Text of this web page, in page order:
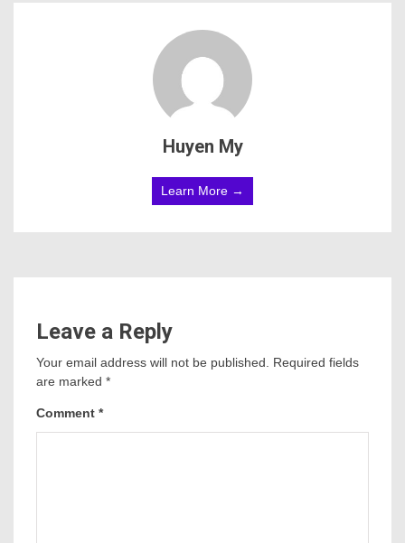
Huyen My
Learn More →
Leave a Reply
Your email address will not be published. Required fields
are marked *
Comment *